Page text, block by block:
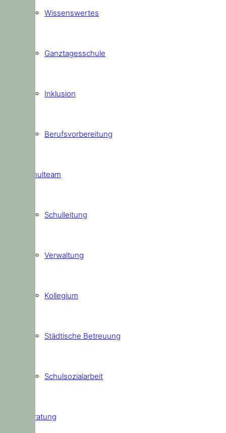
Wissenswertes
Ganztagesschule
Inklusion
Berufsvorbereitung
Schulteam
Schulleitung
Verwaltung
Kollegium
Städtische Betreuung
Schulsozialarbeit
Beratung